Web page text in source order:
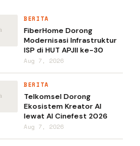
BERITA
FiberHome Dorong
Modernisasi Infrastruktur
ISP di HUT APJII ke-30
Aug 7, 2026
BERITA
Telkomsel Dorong
Ekosistem Kreator AI
lewat AI Cinefest 2026
Aug 7, 2026